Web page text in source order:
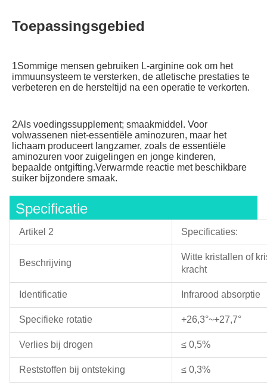
Toepassingsgebied
1Sommige mensen gebruiken L-arginine ook om het
immuunsysteem te versterken, de atletische prestaties te
verbeteren en de hersteltijd na een operatie te verkorten.
2Als voedingssupplement; smaakmiddel. Voor
volwassenen niet-essentiële aminozuren, maar het
lichaam produceert langzamer, zoals de essentiële
aminozuren voor zuigelingen en jonge kinderen,
bepaalde ontgifting.Verwarmde reactie met beschikbare
suiker bijzondere smaak.
Specificatie
Artikel 2 Specificaties:
Beschrijving
Witte kristallen of
kracht
Identificatie Infrarood absorptie
Specifieke rotatie +26,3°~+27,7°
Verlies bij drogen ≤ 0,5%
Reststoffen bij ontsteking ≤ 0,3%